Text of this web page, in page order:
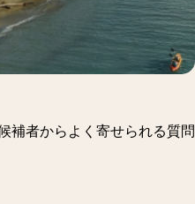
補者からよく寄せられる質問